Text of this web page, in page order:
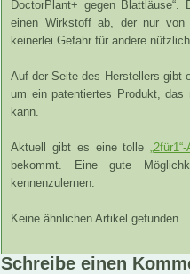
DoctorPlant+ gegen
einen Wirkstoff ab, der nur von
keinerlei Gefahr für andere
Auf der Seite des Herstellers gibt
um ein patentiertes Produkt, das
kann.
Aktuell gibt es eine tolle
bekommt. Eine gute
kennenzulernen.
Keine ähnlichen Artikel gefunden.
Schreibe einen